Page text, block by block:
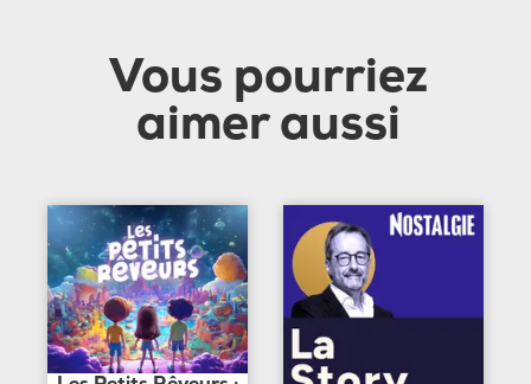
Vous pourriez
aimer aussi